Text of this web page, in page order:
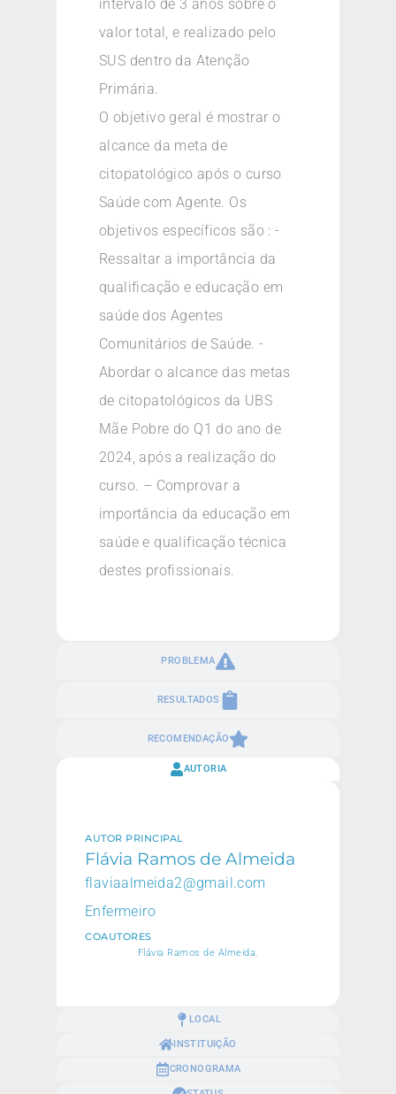
PROBLEMA
RESULTADOS
RECOMENDAÇÃO
intervalo de 3 anos sobre o
valor total, e realizado pelo
SUS dentro da Atenção
Primária.
O objetivo geral é mostrar o
alcance da meta de
citopatológico após o curso
Saúde com Agente. Os
objetivos específicos são : -
Ressaltar a importância da
qualificação e educação em
saúde dos Agentes
Comunitários de Saúde. -
Abordar o alcance das metas
de citopatológicos da UBS
Mãe Pobre do Q1 do ano de
2024, após a realização do
curso. – Comprovar a
importância da educação em
saúde e qualificação técnica
destes profissionais.
AUTORIA
LOCAL
INSTITUIÇÃO
CRONOGRAMA
AUTOR PRINCIPAL
Flávia Ramos de Almeida
flaviaalmeida2@gmail.com
Enfermeiro
COAUTORES
Flávia Ramos de Almeida.